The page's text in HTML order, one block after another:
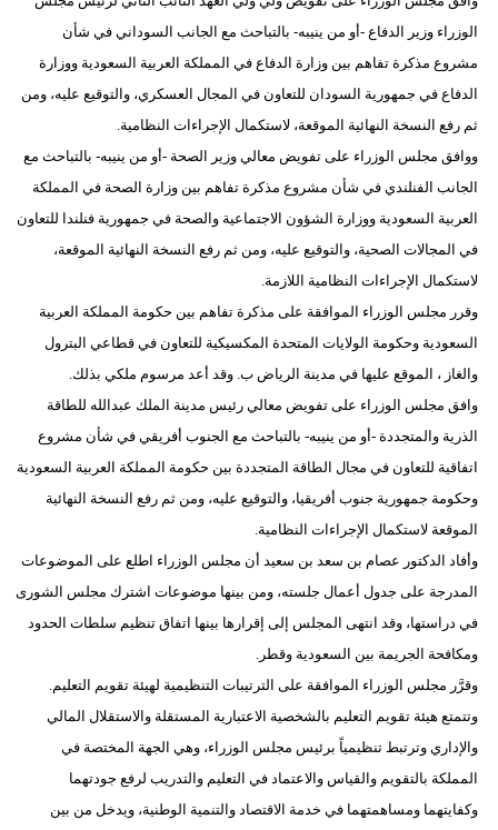
الوزراء وزير الدفاع -أو من ينيبه- بالتباحث مع الجانب السوداني في شأن
مشروع مذكرة تفاهم بين وزارة الدفاع في المملكة العربية السعودية ووزارة
الدفاع في جمهورية السودان للتعاون في المجال العسكري، والتوقيع عليه، ومن
ثم رفع النسخة النهائية الموقعة، لاستكمال الإجراءات النظامية.
ووافق مجلس الوزراء على تفويض معالي وزير الصحة -أو من ينيبه- بالتباحث مع
الجانب الفنلندي في شأن مشروع مذكرة تفاهم بين وزارة الصحة في المملكة
العربية السعودية ووزارة الشؤون الاجتماعية والصحة في جمهورية فنلندا للتعاون
في المجالات الصحية، والتوقيع عليه، ومن ثم رفع النسخة النهائية الموقعة،
لاستكمال الإجراءات النظامية اللازمة.
وقرر مجلس الوزراء الموافقة على مذكرة تفاهم بين حكومة المملكة العربية
السعودية وحكومة الولايات المتحدة المكسيكية للتعاون في قطاعي البترول
والغاز ، الموقع عليها في مدينة الرياض ب. وقد أعد مرسوم ملكي بذلك.
وافق مجلس الوزراء على تفويض معالي رئيس مدينة الملك عبدالله للطاقة
الذرية والمتجددة -أو من ينيبه- بالتباحث مع الجنوب أفريقي في شأن مشروع
اتفاقية للتعاون في مجال الطاقة المتجددة بين حكومة المملكة العربية السعودية
وحكومة جمهورية جنوب أفريقيا، والتوقيع عليه، ومن ثم رفع النسخة النهائية
الموقعة لاستكمال الإجراءات النظامية.
وأفاد الدكتور عصام بن سعد بن سعيد أن مجلس الوزراء اطلع على الموضوعات
المدرجة على جدول أعمال جلسته، ومن بينها موضوعات اشترك مجلس الشورى
في دراستها، وقد انتهى المجلس إلى إقرارها بينها اتفاق تنظيم سلطات الحدود
ومكافحة الجريمة بين السعودية وقطر.
وقرَّر مجلس الوزراء الموافقة على الترتيبات التنظيمية لهيئة تقويم التعليم.
وتتمتع هيئة تقويم التعليم بالشخصية الاعتبارية المستقلة والاستقلال المالي
والإداري وترتبط تنظيمياً برئيس مجلس الوزراء، وهي الجهة المختصة في
المملكة بالتقويم والقياس والاعتماد في التعليم والتدريب لرفع جودتهما
وكفايتهما ومساهمتهما في خدمة الاقتصاد والتنمية الوطنية، ويدخل من بين